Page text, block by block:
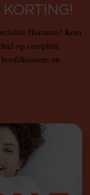
Huisman! Kom
op complete
en